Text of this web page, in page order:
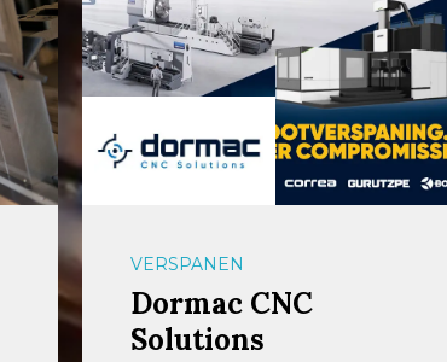
VERSPANEN
Dormac CNC
Solutions